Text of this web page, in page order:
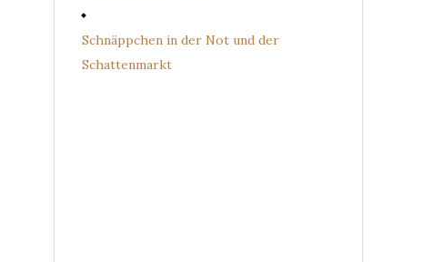
Schnäppchen in der Not und der
Schattenmarkt